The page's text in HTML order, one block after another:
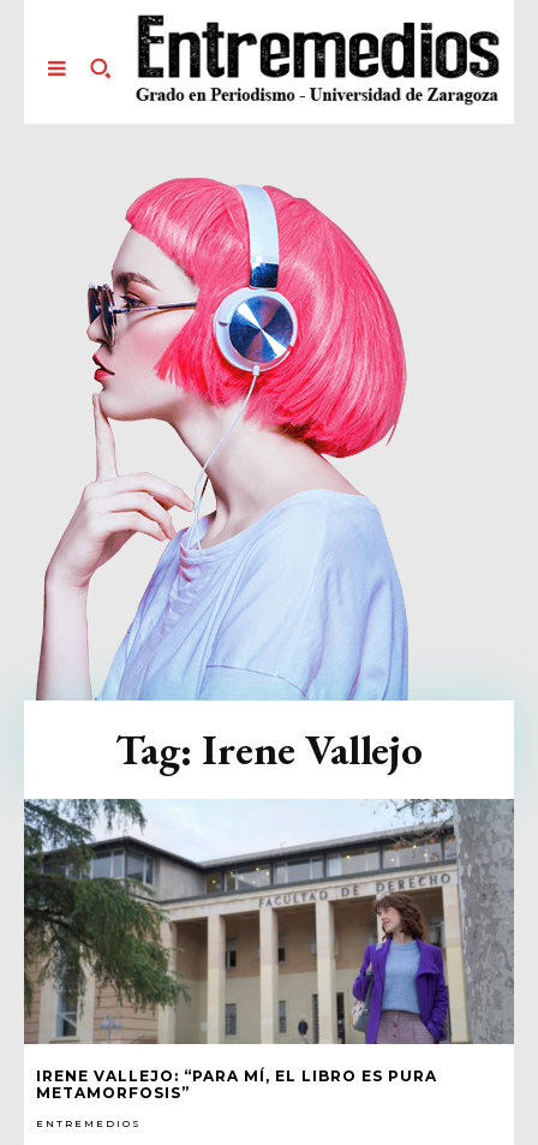
IRENE VALLEJO: “PARA MÍ, EL LIBRO ES PURA
METAMORFOSIS”
ENTREMEDIOS
Tag: Irene Vallejo